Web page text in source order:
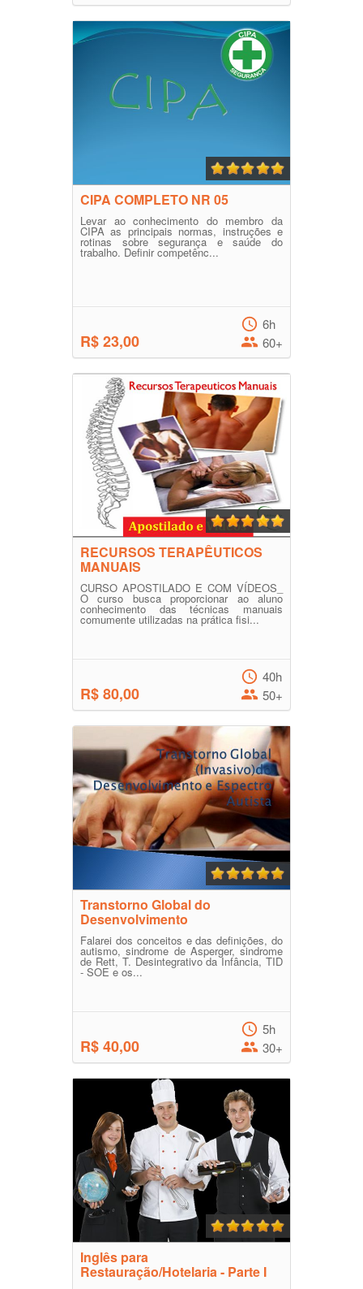
CIPA COMPLETO NR 05
Levar ao conhecimento do membro da
CIPA as principais normas, instruções e
rotinas sobre segurança e saúde do
trabalho. Definir competênc...
R$ 23,00
6h
60+
RECURSOS TERAPÊUTICOS
MANUAIS
CURSO APOSTILADO E COM VÍDEOS_
O curso busca proporcionar ao aluno
conhecimento das técnicas manuais
comumente utilizadas na prática fisi...
R$ 80,00
40h
50+
Transtorno Global do
Desenvolvimento
Falarei dos conceitos e das definições, do
autismo, sindrome de Asperger, sindrome
de Rett, T. Desintegrativo da Infância, TID
- SOE e os...
R$ 40,00
5h
30+
Inglês para
Restauração/Hotelaria - Parte I